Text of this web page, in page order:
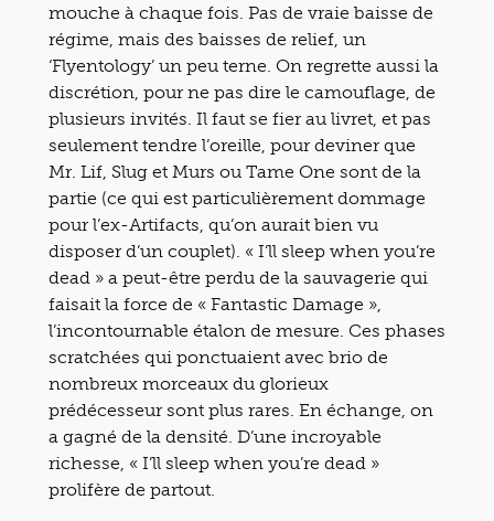
mouche à chaque fois. Pas de vraie baisse de
régime, mais des baisses de relief, un
‘Flyentology’ un peu terne. On regrette aussi la
discrétion, pour ne pas dire le camouflage, de
plusieurs invités. Il faut se fier au livret, et pas
seulement tendre l’oreille, pour deviner que
Mr. Lif, Slug et Murs ou Tame One sont de la
partie (ce qui est particulièrement dommage
pour l’ex-Artifacts, qu’on aurait bien vu
disposer d’un couplet). « I’ll sleep when you’re
dead » a peut-être perdu de la sauvagerie qui
faisait la force de « Fantastic Damage »,
l’incontournable étalon de mesure. Ces phases
scratchées qui ponctuaient avec brio de
nombreux morceaux du glorieux
prédécesseur sont plus rares. En échange, on
a gagné de la densité. D’une incroyable
richesse, « I’ll sleep when you’re dead »
prolifère de partout.